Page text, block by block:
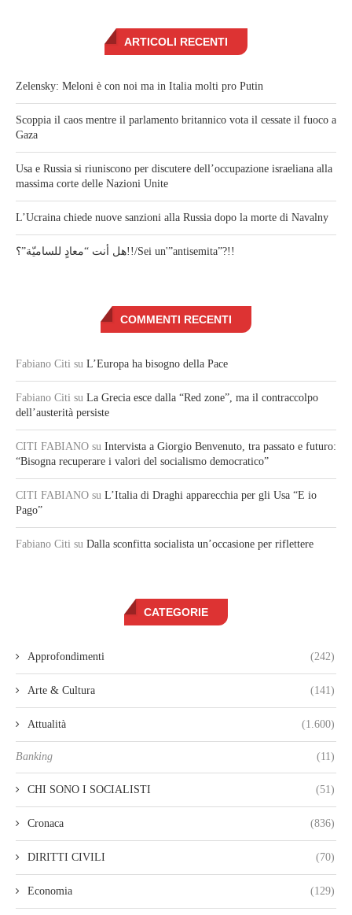
ARTICOLI RECENTI
Zelensky: Meloni è con noi ma in Italia molti pro Putin
Scoppia il caos mentre il parlamento britannico vota il cessate il fuoco a
Gaza
Usa e Russia si riuniscono per discutere dell’occupazione israeliana alla
massima corte delle Nazioni Unite
L’Ucraina chiede nuove sanzioni alla Russia dopo la morte di Navalny
هل أنت “معادٍ للساميّة”؟!!/Sei un'”antisemita”?!!
COMMENTI RECENTI
Fabiano Citi su L’Europa ha bisogno della Pace
Fabiano Citi su La Grecia esce dalla “Red zone”, ma il contraccolpo
dell’austerità persiste
CITI FABIANO su Intervista a Giorgio Benvenuto, tra passato e futuro:
“Bisogna recuperare i valori del socialismo democratico”
CITI FABIANO su L’Italia di Draghi apparecchia per gli Usa “E io
Pago”
Fabiano Citi su Dalla sconfitta socialista un’occasione per riflettere
CATEGORIE
Approfondimenti (242)
Arte & Cultura (141)
Attualità (1.600)
Banking (11)
CHI SONO I SOCIALISTI (51)
Cronaca (836)
DIRITTI CIVILI (70)
Economia (129)